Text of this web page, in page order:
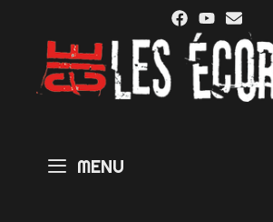
MENU